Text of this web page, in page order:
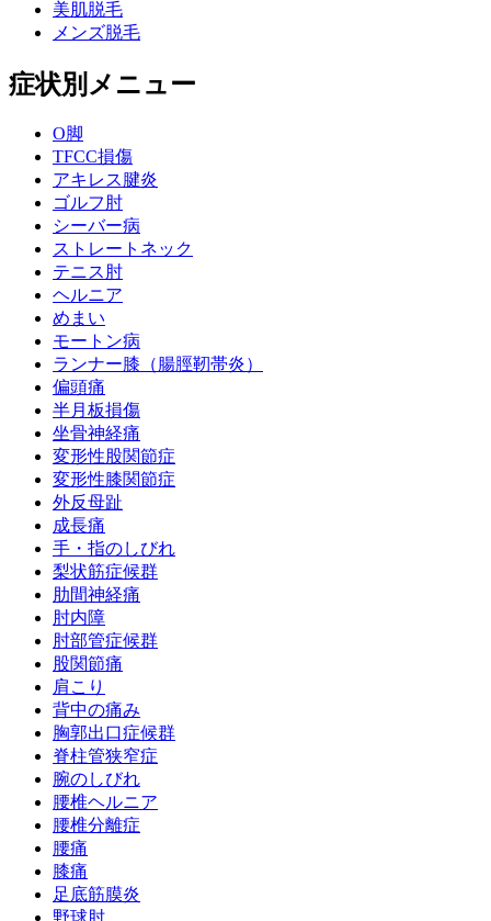
美肌脱毛
メンズ脱毛
症状別メニュー
O脚
TFCC損傷
アキレス腱炎
ゴルフ肘
シーバー病
ストレートネック
テニス肘
ヘルニア
めまい
モートン病
ランナー膝（腸脛靭帯炎）
偏頭痛
半月板損傷
坐骨神経痛
変形性股関節症
変形性膝関節症
外反母趾
成長痛
手・指のしびれ
梨状筋症候群
肋間神経痛
肘内障
肘部管症候群
股関節痛
肩こり
背中の痛み
胸郭出口症候群
脊柱管狭窄症
腕のしびれ
腰椎ヘルニア
腰椎分離症
腰痛
膝痛
足底筋膜炎